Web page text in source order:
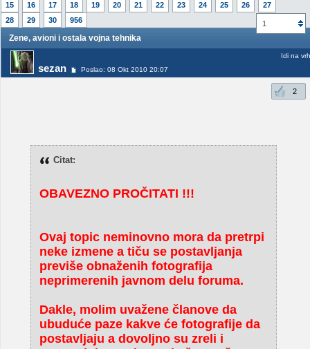
15
16 17 18 19 20 21 22 23 24 25 26
27
28
29 30 956 1
Zene, avioni i ostala vojna tehnika
sezan Poslao: 08 Okt 2010 20:07
Idi na vrh
2
Citat:
OBAVEZNO PROČITATI !!!
Ovaj topic neminovno mora da pretrpi
neke izmene a tiču se postavljanja
previše obnaženih fotografija
neprimerenih javnom delu foruma.
Dakle, molim uvažene članove da
ubuduće paze kakve će fotografije da
postavljaju a dovoljno su zreli i